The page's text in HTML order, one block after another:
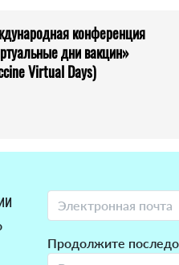
конференция
дни вакцин»
Virtual Days)
Продолжите